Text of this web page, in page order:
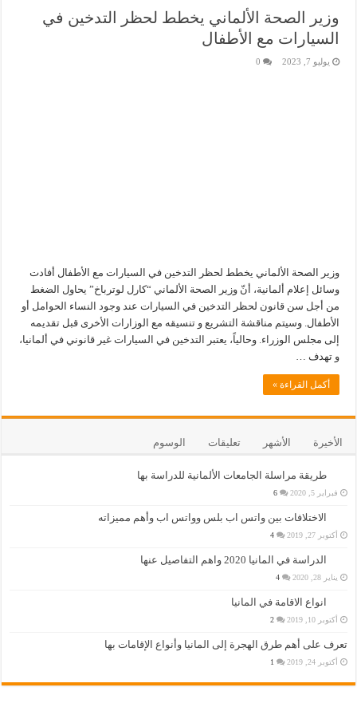
وزير الصحة الألماني يخطط لحظر التدخين في
السيارات مع الأطفال
يوليو 7, 2023 0
وزير الصحة الألماني يخطط لحظر التدخين في السيارات مع الأطفال أفادت
وسائل إعلام ألمانية، أنّ وزير الصحة الألماني “كارل لوترباخ” يحاول الضغط
من أجل سن قانون لحظر التدخين في السيارات عند وجود النساء الحوامل أو
الأطفال. وسيتم مناقشة التشريع و تنسيقه مع الوزارات الأخرى قبل تقديمه
إلى مجلس الوزراء. وحالياً، يعتبر التدخين في السيارات غير قانوني في ألمانيا،
و تهدف …
أكمل القراءة »
الأخيرة الأشهر تعليقات الوسوم
طريقة مراسلة الجامعات الألمانية للدراسة بها
فبراير 5, 2020 6
الاختلافات بين واتس اب بلس وواتس اب وأهم مميزاته
أكتوبر 27, 2019 4
الدراسة في المانيا 2020 واهم التفاصيل عنها
يناير 28, 2020 4
انواع الاقامة في المانيا
أكتوبر 10, 2019 2
تعرف على أهم طرق الهجرة إلى المانيا وأنواع الإقامات بها
أكتوبر 24, 2019 1